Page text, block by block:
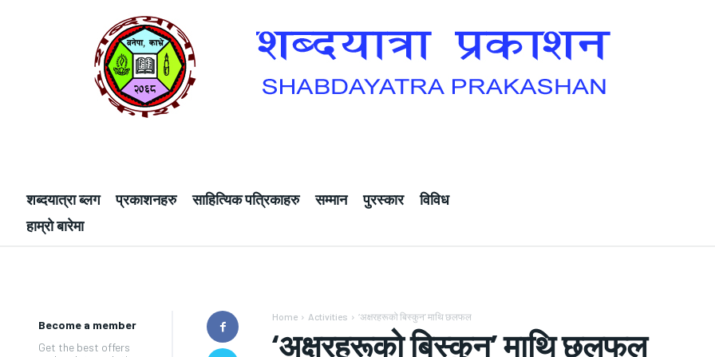
शब्दयात्रा ब्लग प्रकाशनहरु साहित्यिक पत्रिकाहरु सम्मान पुरस्कार
विविध
हाम्रो बारेमा
Become a member
Get the best offers
Home Activities ‘अक्षरहरूको बिस्कुन’ माथि छलफल
‘अक्षरहरूको बिस्कुन’ माथि छलफल